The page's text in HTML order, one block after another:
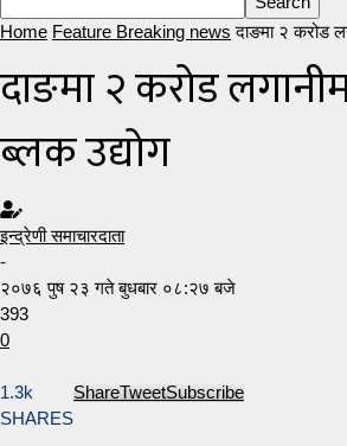
Home Feature Breaking news दाङमा २ करोड
दाङमा २ करोड
ब्लक उद्योग
इन्द्रेणी समाचारदाता
-
२०७६ पुष २३ गते बुधबार ०८:२७ बजे
393
0
1.3k
SHARES
ShareTweetSubscribe